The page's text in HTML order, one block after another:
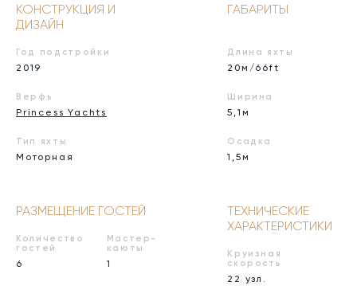
КОНСТРУКЦИЯ И
ДИЗАЙН
Год подстройки
2019
Верфь
Princess Yachts
Тип яхты
Моторная
ГАБАРИТЫ
Длина яхты
20м/66ft
Ширина
5,1м
Осадка
1,5м
РАЗМЕЩЕНИЕ ГОСТЕЙ
Количество
гостей
6
Мастер-
каюты
1
ТЕХНИЧЕСКИЕ
ХАРАКТЕРИСТИКИ
Круизная
скорость
22 узл.